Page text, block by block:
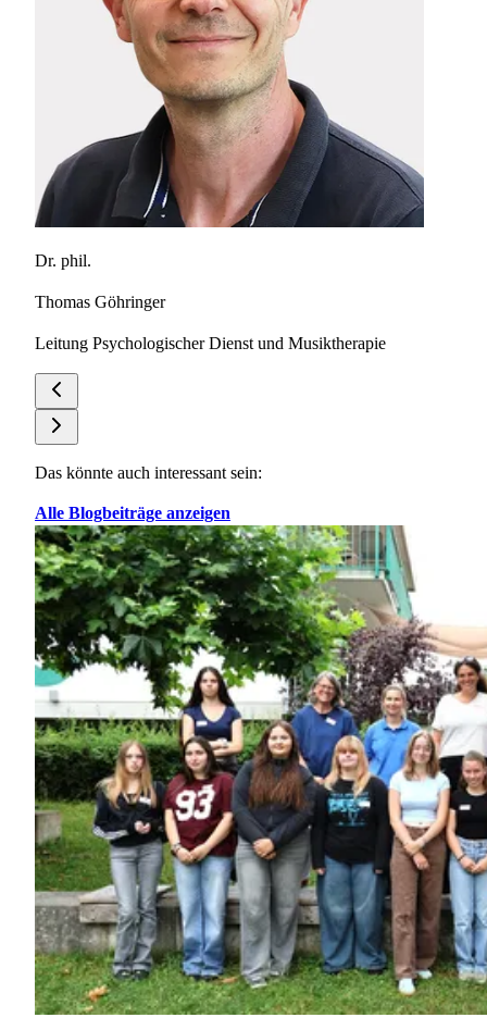
Dr. phil.
Thomas Göhringer
Leitung Psychologischer Dienst und Musiktherapie
Das könnte auch interessant sein:
Alle Blogbeiträge anzeigen